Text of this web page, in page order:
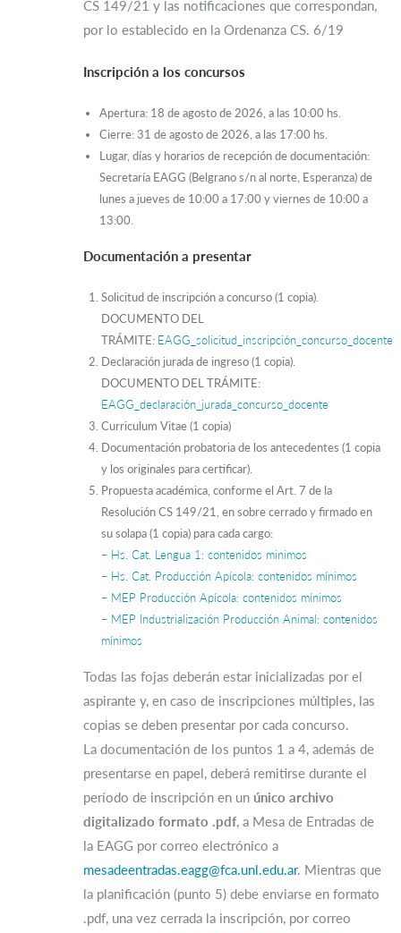
CS 149/21 y las notificaciones que correspondan,
por lo establecido en la Ordenanza CS. 6/19
Inscripción a los concursos
Apertura: 18 de agosto de 2026, a las 10:00 hs.
Cierre: 31 de agosto de 2026, a las 17:00 hs.
Lugar, días y horarios de recepción de documentación:
Secretaría EAGG (Belgrano s/n al norte, Esperanza) de
lunes a jueves de 10:00 a 17:00 y viernes de 10:00 a
13:00.
Documentación a presentar
Solicitud de inscripción a concurso (1 copia).
DOCUMENTO DEL
TRÁMITE: EAGG_solicitud_inscripción_concurso_docente
Declaración jurada de ingreso (1 copia).
DOCUMENTO DEL TRÁMITE:
EAGG_declaración_jurada_concurso_docente
Curriculum Vitae (1 copia)
Documentación probatoria de los antecedentes (1 copia
y los originales para certificar).
Propuesta académica, conforme el Art. 7 de la
Resolución CS 149/21, en sobre cerrado y firmado en
su solapa (1 copia) para cada cargo:
– Hs. Cat. Lengua 1: contenidos minimos
– Hs. Cat. Producción Apícola: contenidos mínimos
– MEP Producción Apícola: contenidos mínimos
– MEP Industrialización Producción Animal: contenidos
mínimos
Todas las fojas deberán estar inicializadas por el
aspirante y, en caso de inscripciones múltiples, las
copias se deben presentar por cada concurso.
La documentación de los puntos 1 a 4, además de
presentarse en papel, deberá remitirse durante el
período de inscripción en un único archivo
digitalizado formato .pdf, a Mesa de Entradas de
la EAGG por correo electrónico a
mesadeentradas.eagg@fca.unl.edu.ar. Mientras que
la planificación (punto 5) debe enviarse en formato
.pdf, una vez cerrada la inscripción, por correo